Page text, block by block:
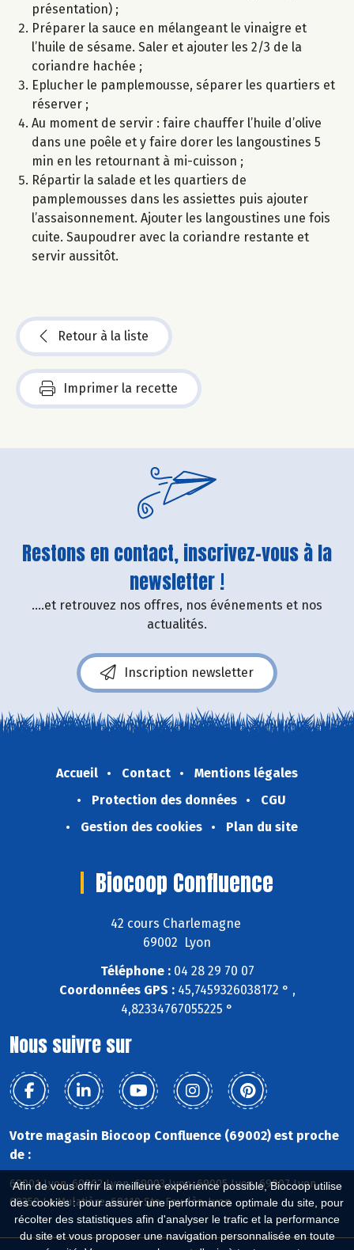
Afin de vous offrir la meilleure expérience possible, Biocoop utilise
des cookies : pour assurer une performance optimale du site, pour
récolter des statistiques afin d'analyser le trafic et la performance
du site et vous proposer une navigation personnalisée en toute
présentation) ;
Préparer la sauce en mélangeant le vinaigre et
l’huile de sésame. Saler et ajouter les 2/3 de la
coriandre hachée ;
Eplucher le pamplemousse, séparer les quartiers et
réserver ;
Au moment de servir : faire chauffer l’huile d’olive
dans une poêle et y faire dorer les langoustines 5
min en les retournant à mi-cuisson ;
Répartir la salade et les quartiers de
pamplemousses dans les assiettes puis ajouter
l’assaisonnement. Ajouter les langoustines une fois
cuite. Saupoudrer avec la coriandre restante et
servir aussitôt.
Retour à la liste
Imprimer la recette
Restons en contact, inscrivez-vous à la
newsletter !
....et retrouvez nos offres, nos événements et nos
actualités.
Inscription newsletter
Accueil Contact
Mentions légales
Protection des données
CGU
Gestion des cookies
Plan du site
Biocoop Confluence
42 cours Charlemagne
69002 Lyon
Téléphone :04 28 29 70 07
Coordonnées GPS :45,7459326038172 ° ,
4,82334767055225 °
Nous suivre sur
Votre magasin Biocoop Confluence (69002) est proche
de :
69001 Lyon, 69002 Lyon, 69003 Lyon, 69005 Lyon, 69007 Lyon,
69350 La Mulatière, 69110 Ste-Foy-lès-Lyon